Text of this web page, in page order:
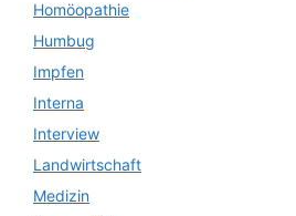
Homöopathie
Humbug
Impfen
Interna
Interview
Landwirtschaft
Medizin